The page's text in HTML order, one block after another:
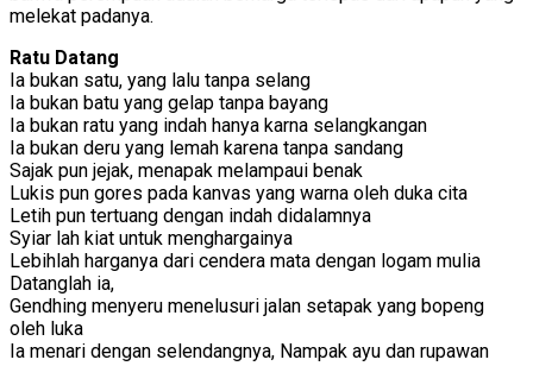
melekat padanya.
Ratu Datang
Ia bukan satu, yang lalu tanpa selang
Ia bukan batu yang gelap tanpa bayang
Ia bukan ratu yang indah hanya karna selangkangan
Ia bukan deru yang lemah karena tanpa sandang
Sajak pun jejak, menapak melampaui benak
Lukis pun gores pada kanvas yang warna oleh duka cita
Letih pun tertuang dengan indah didalamnya
Syiar lah kiat untuk menghargainya
Lebihlah harganya dari cendera mata dengan logam mulia
Datanglah ia,
Gendhing menyeru menelusuri jalan setapak yang bopeng
oleh luka
Ia menari dengan selendangnya, Nampak ayu dan rupawan